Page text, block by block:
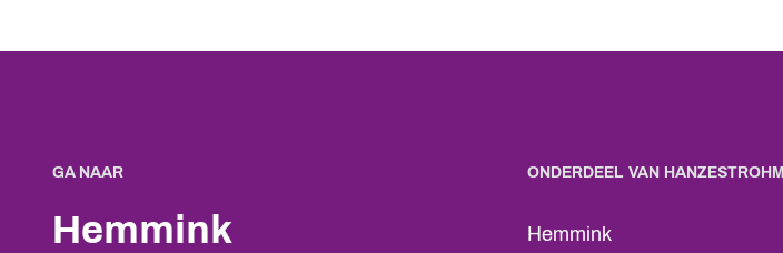
GA NAAR
Hemmink
ONDERDEEL VAN HANZESTROHM
Hemmink